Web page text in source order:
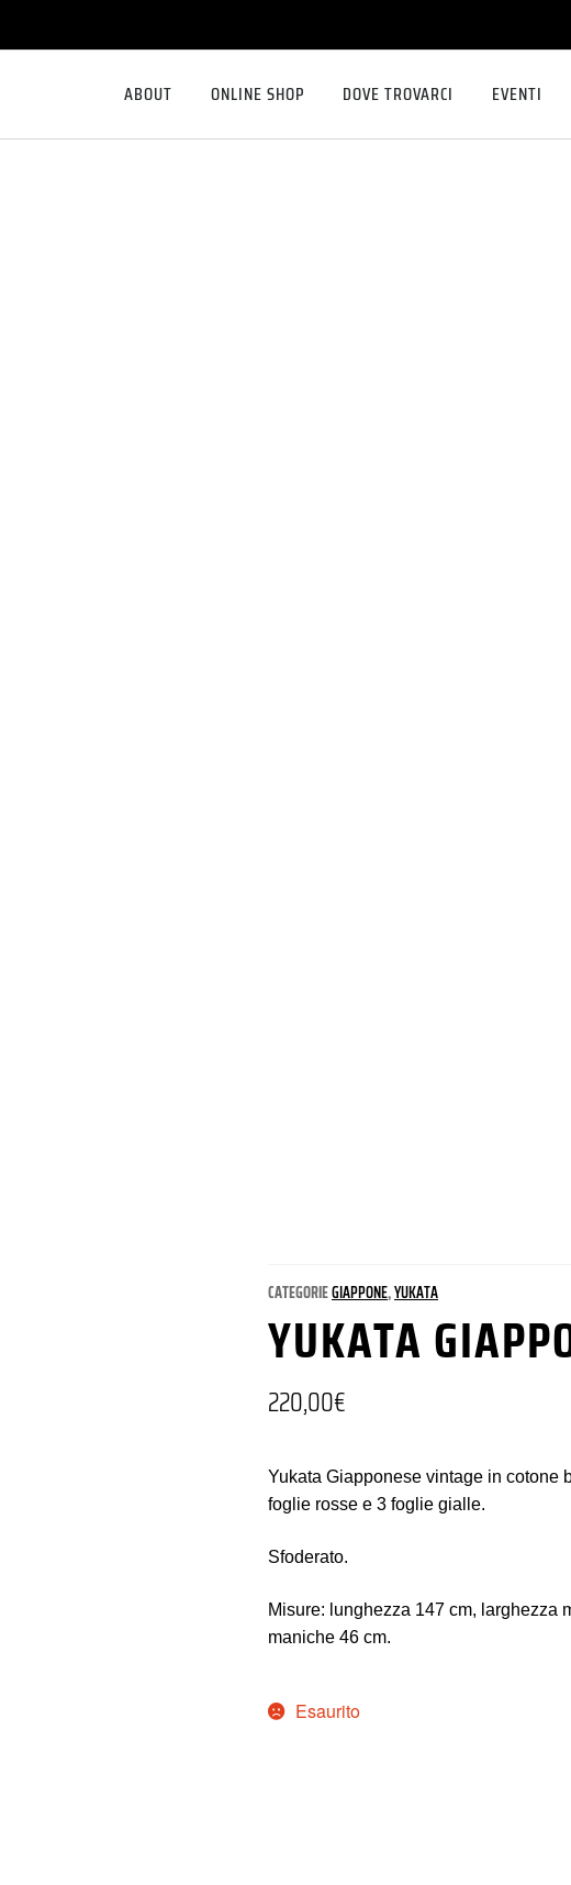
ABOUT ONLINE SHOP DOVE TROVARCI EVENTI
CATEGORIEGIAPPONE,YUKATA
YUKATA
220,00€
Yukata Giapponese vintage in cotone
foglie rosse e 3 foglie gialle.
Sfoderato.
Misure: lunghezza 147 cm, larghezza
maniche 46 cm.
Esaurito